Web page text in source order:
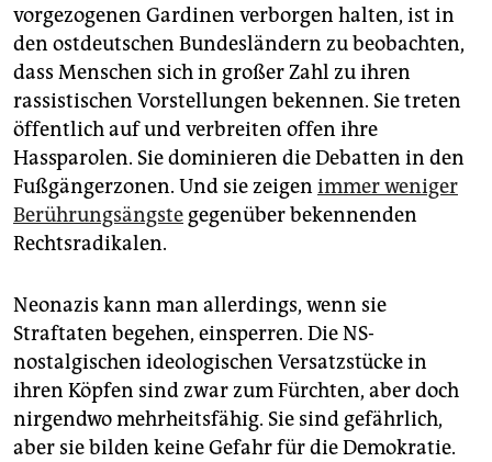
vorgezogenen Gardinen verborgen halten, ist in
den ostdeutschen Bundesländern zu beobachten,
dass Menschen sich in großer Zahl zu ihren
rassistischen Vorstellungen bekennen. Sie treten
öffentlich auf und verbreiten offen ihre
Hassparolen. Sie dominieren die Debatten in den
Fußgängerzonen. Und sie zeigen immer weniger
Berührungsängste gegenüber bekennenden
Rechtsradikalen.
Neonazis kann man allerdings, wenn sie
Straftaten begehen, einsperren. Die NS-
nostalgischen ideologischen Versatzstücke in
ihren Köpfen sind zwar zum Fürchten, aber doch
nirgendwo mehrheitsfähig. Sie sind gefährlich,
aber sie bilden keine Gefahr für die Demokratie.